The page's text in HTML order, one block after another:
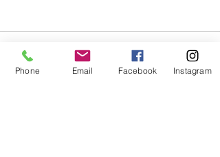
Phone Email Facebook Instagram